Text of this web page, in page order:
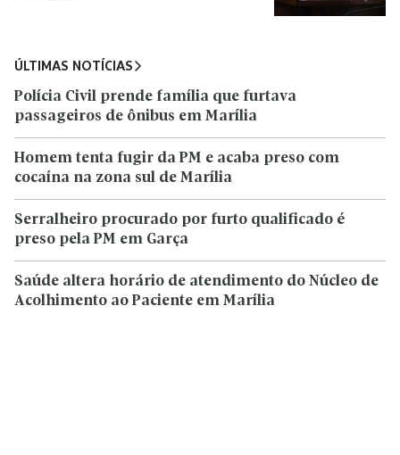
ÚLTIMAS NOTÍCIAS
Polícia Civil prende família que furtava
passageiros de ônibus em Marília
Homem tenta fugir da PM e acaba preso com
cocaína na zona sul de Marília
Serralheiro procurado por furto qualificado é
preso pela PM em Garça
Saúde altera horário de atendimento do Núcleo de
Acolhimento ao Paciente em Marília